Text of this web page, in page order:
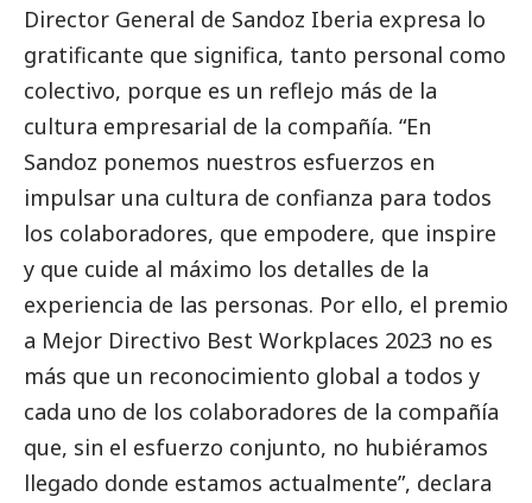
Director General de Sandoz Iberia expresa lo
gratificante que significa, tanto personal como
colectivo, porque es un reflejo más de la
cultura empresarial de la compañía. “En
Sandoz ponemos nuestros esfuerzos en
impulsar una cultura de confianza para todos
los colaboradores, que empodere, que inspire
y que cuide al máximo los detalles de la
experiencia de las personas. Por ello, el premio
a Mejor Directivo Best Workplaces 2023 no es
más que un reconocimiento global a todos y
cada uno de los colaboradores de la compañía
que, sin el esfuerzo conjunto, no hubiéramos
llegado donde estamos actualmente”, declara